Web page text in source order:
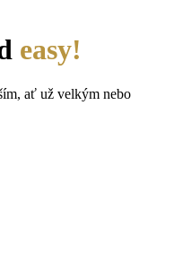
easy!
ať už velkým nebo